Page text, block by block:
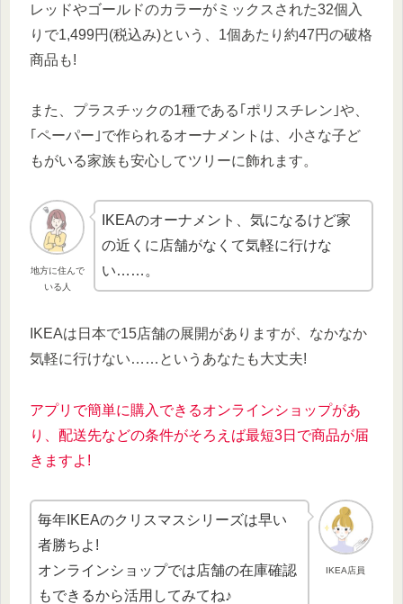
レッドやゴールドのカラーがミックスされた32個入
りで1,499円(税込み)という、1個あたり約47円の破格
商品も!
また、プラスチックの1種である｢ポリスチレン｣や、
｢ペーパー｣で作られるオーナメントは、小さな子ど
もがいる家族も安心してツリーに飾れます。
地方に住んで
いる人
IKEAのオーナメント、気になるけど家
の近くに店舗がなくて気軽に行けな
い……。
IKEAは日本で15店舗の展開がありますが、なかなか
気軽に行けない……というあなたも大丈夫!
アプリで簡単に購入できるオンラインショップがあ
り、配送先などの条件がそろえば最短3日で商品が届
きますよ!
IKEA店員
毎年IKEAのクリスマスシリーズは早い
者勝ちよ!
オンラインショップでは店舗の在庫確認
もできるから活用してみてね♪